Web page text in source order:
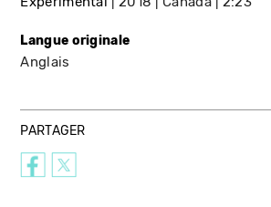
Langue originale
Anglais
PARTAGER